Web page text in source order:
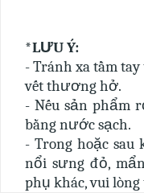
*LƯU Ý:
- Tránh xa tầm
vết thương hở.
- Nếu sản phẩm
bằng nước sạch.
- Trong hoặc sau
nổi sưng đỏ,
phụ khác, vui